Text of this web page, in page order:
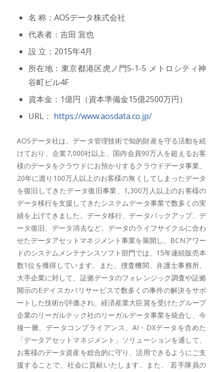
名 称：AOSデータ株式会社
代表者：吉田 宣也
設 立：2015年4月
所在地：東京都港区虎ノ門5-1-5 メトロシティ神
谷町ビル4F
資本金：1億円（資本準備金15億2500万円）
URL： https://www.aosdata.co.jp/
AOSデータ社は、データ管理技術で知的財産を守る活動を続
けており、企業7,000社以上、国内会員90万人を超えるお客
様のデータをクラウドにお預かりするクラウドデータ事業、
20年に渡り100万人以上のお客様の無くしてしまったデータ
を復旧してきたデータ復旧事業、1,300万人以上のお客様の
データ移行を支援してきたシステムデータ事業で数多くの実
績を上げてきました。データ移行、データバックアップ、デ
ータ復旧、データ消去など、データのライフサイクルに合わ
せたデータアセットマネジメント事業を展開し、BCNアワー
ドのシステムメンテナンスソフト部門では、15年連続販売本
数1位を獲得しています。また、捜査機関、弁護士事務所、
大手企業に対して、証拠データのフォレンジック調査や証拠
開示のEデイスカバリサービスで数多くの事件の解決をサポ
ートした技術が評価され、経済産業大臣賞を受けたグループ
企業のリーガルテック社のリーガルデータ事業を統合し、今
後一層、データコンプライアンス、AI・DXデータを含めた
「データアセットマネジメント」ソリューションを通して、
お客様のデータ資産を総合的に守り、活用できるようにご支
援することで、社会に貢献いたします。また、 若手隊員の